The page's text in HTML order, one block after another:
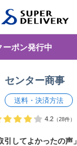
ーポン発行中
センター商事
送料・決済方法
4.2 （28件）
してよかったの声」